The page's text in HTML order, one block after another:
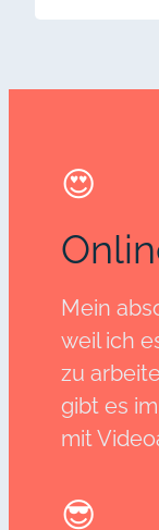
😍
Mein
weil ich
zu
gibt es
mit
😎